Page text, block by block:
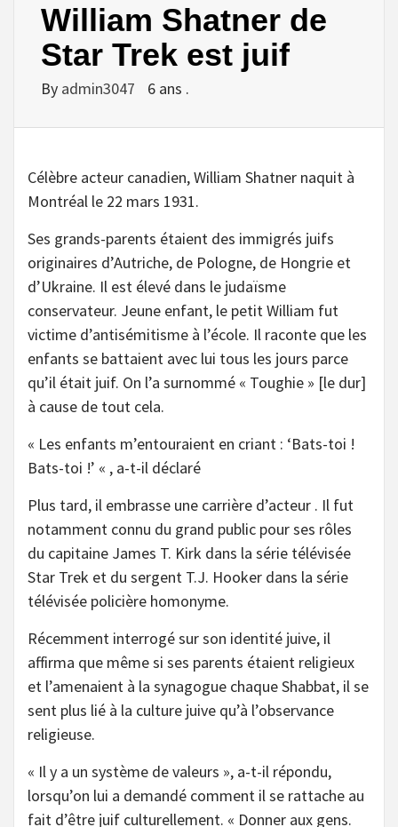
William Shatner de
Star Trek est juif
By admin3047 6 ans .
Célèbre acteur canadien, William Shatner naquit à
Montréal le 22 mars 1931.
Ses grands-parents étaient des immigrés juifs
originaires d’Autriche, de Pologne, de Hongrie et
d’Ukraine. Il est élevé dans le judaïsme
conservateur. Jeune enfant, le petit William fut
victime d’antisémitisme à l’école. Il raconte que les
enfants se battaient avec lui tous les jours parce
qu’il était juif. On l’a surnommé « Toughie » [le dur]
à cause de tout cela.
« Les enfants m’entouraient en criant : ‘Bats-toi !
Bats-toi !’ « , a-t-il déclaré
Plus tard, il embrasse une carrière d’acteur . Il fut
notamment connu du grand public pour ses rôles
du capitaine James T. Kirk dans la série télévisée
Star Trek et du sergent T.J. Hooker dans la série
télévisée policière homonyme.
Récemment interrogé sur son identité juive, il
affirma que même si ses parents étaient religieux
et l’amenaient à la synagogue chaque Shabbat, il se
sent plus lié à la culture juive qu’à l’observance
religieuse.
« Il y a un système de valeurs », a-t-il répondu,
lorsqu’on lui a demandé comment il se rattache au
fait d’être juif culturellement. « Donner aux gens.